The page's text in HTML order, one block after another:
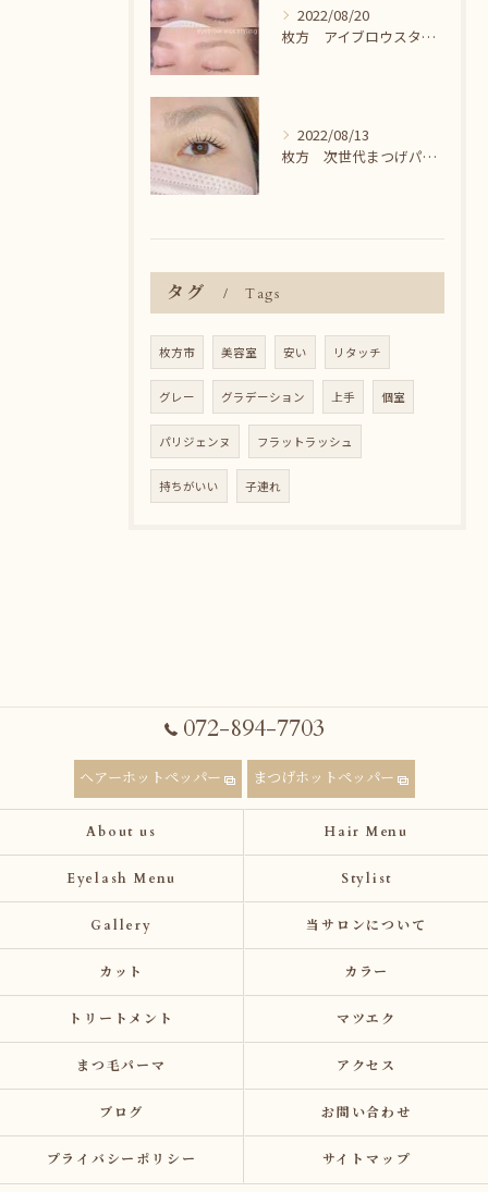
2022/08/20
枚方 アイブロウスタイリング＾＾
2022/08/13
枚方 次世代まつげパーマ♪
タグ Tags
枚方市 美容室 安い リタッチ
グレー グラデーション 上手 個室
パリジェンヌ フラットラッシュ
持ちがいい 子連れ
072-894-7703
ヘアーホットペッパー まつげホットペッパー
About us Hair Menu
Eyelash Menu Stylist
Gallery 当サロンについて
カット カラー
トリートメント マツエク
まつ毛パーマ アクセス
ブログ お問い合わせ
プライバシーポリシー サイトマップ